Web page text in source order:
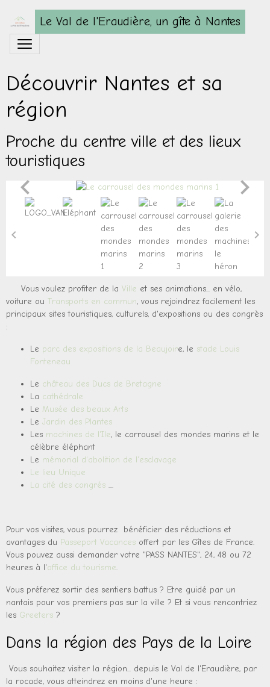
Le Val de l'Eraudière, un gîte à Nantes
Découvrir Nantes et sa
région
Proche du centre ville et des lieux
touristiques
Vous voulez profiter de la Ville et ses animations... en vélo,
voiture ou Transports en commun, vous rejoindrez facilement les
principaux sites touristiques, culturels, d'expositions ou des congrès
:
Le parc des expositions de la Beaujoire, le stade Louis
Fonteneau
Le château des Ducs de Bretagne
La cathédrale
Le Musée des beaux Arts
Le Jardin des Plantes
Les machines de l'Ile, le carrousel des mondes marins et le
célèbre éléphant
Le mémorial d'abolition de l'esclavage
Le lieu Unique
La cité des congrés ....
Pour vos visites, vous pourrez bénéficier des réductions et
avantages du Passeport Vacances offert par les Gîtes de France.
Vous pouvez aussi demander votre "PASS NANTES", 24, 48 ou 72
heures à l'office du tourisme.
Vous préferez sortir des sentiers battus ? Etre guidé par un
nantais pour vos premiers pas sur la ville ? Et si vous rencontriez
les Greeters ?
Dans la région des Pays de la Loire
Vous souhaitez visiter la région... depuis le Val de l'Eraudière, par
la rocade, vous atteindrez en moins d'une heure :